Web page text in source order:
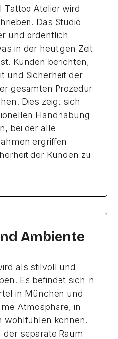
Tattoo Atelier wird
Das Studio
und ordentlich
in der heutigen Zeit
Kunden berichten,
und Sicherheit der
gesamten Prozedur
Dies zeigt sich
Handhabung
bei der alle
ergriffen
der Kunden zu
Ambiente
als stilvoll und
Es befindet sich in
in München und
Atmosphäre, in
wohlfühlen können.
der separate Raum